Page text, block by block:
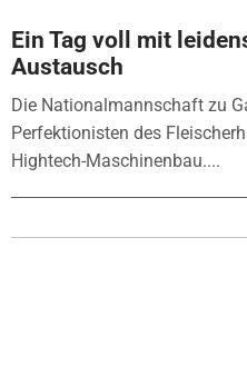
Ein Tag voll mit
Austausch
Die Nationalmannschaft zu
Perfektionisten des
Hightech-Maschinenbau....